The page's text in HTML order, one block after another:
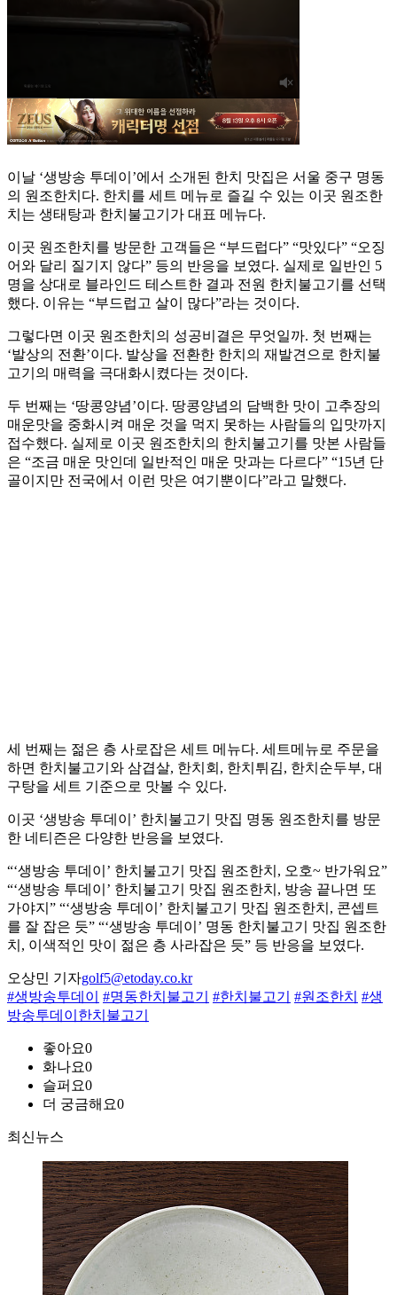
이날 ‘생방송 투데이’에서 소개된 한치 맛집은 서울 중구 명동
의 원조한치다. 한치를 세트 메뉴로 즐길 수 있는 이곳 원조한
치는 생태탕과 한치불고기가 대표 메뉴다.
이곳 원조한치를 방문한 고객들은 “부드럽다” “맛있다” “오징
어와 달리 질기지 않다” 등의 반응을 보였다. 실제로 일반인 5
명을 상대로 블라인드 테스트한 결과 전원 한치불고기를 선택
했다. 이유는 “부드럽고 살이 많다”라는 것이다.
그렇다면 이곳 원조한치의 성공비결은 무엇일까. 첫 번째는
‘발상의 전환’이다. 발상을 전환한 한치의 재발견으로 한치불
고기의 매력을 극대화시켰다는 것이다.
두 번째는 ‘땅콩양념’이다. 땅콩양념의 담백한 맛이 고추장의
매운맛을 중화시켜 매운 것을 먹지 못하는 사람들의 입맛까지
접수했다. 실제로 이곳 원조한치의 한치불고기를 맛본 사람들
은 “조금 매운 맛인데 일반적인 매운 맛과는 다르다” “15년 단
골이지만 전국에서 이런 맛은 여기뿐이다”라고 말했다.
세 번째는 젊은 층 사로잡은 세트 메뉴다. 세트메뉴로 주문을
하면 한치불고기와 삼겹살, 한치회, 한치튀김, 한치순두부, 대
구탕을 세트 기준으로 맛볼 수 있다.
이곳 ‘생방송 투데이’ 한치불고기 맛집 명동 원조한치를 방문
한 네티즌은 다양한 반응을 보였다.
“‘생방송 투데이’ 한치불고기 맛집 원조한치, 오호~ 반가워요”
“‘생방송 투데이’ 한치불고기 맛집 원조한치, 방송 끝나면 또
가야지” “‘생방송 투데이’ 한치불고기 맛집 원조한치, 콘셉트
를 잘 잡은 듯” “‘생방송 투데이’ 명동 한치불고기 맛집 원조한
치, 이색적인 맛이 젊은 층 사라잡은 듯” 등 반응을 보였다.
오상민 기자golf5@etoday.co.kr
#생방송투데이
#명동한치불고기 #한치불고기 #원조한치 #생
방송투데이한치불고기
좋아요0
화나요0
슬퍼요0
더 궁금해요0
최신뉴스